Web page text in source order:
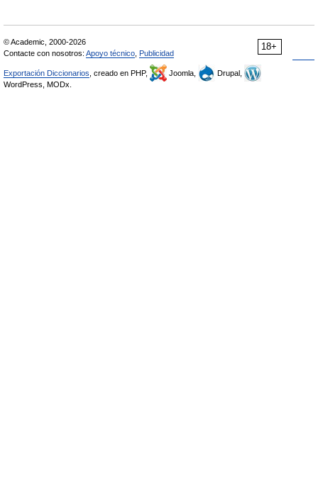
18+
© Academic, 2000-2026
Contacte con nosotros: Apoyo técnico Publicidad
Exportación Diccionarios , creado en PHP, Joomla,
Drupal,
WordPress, MODx.